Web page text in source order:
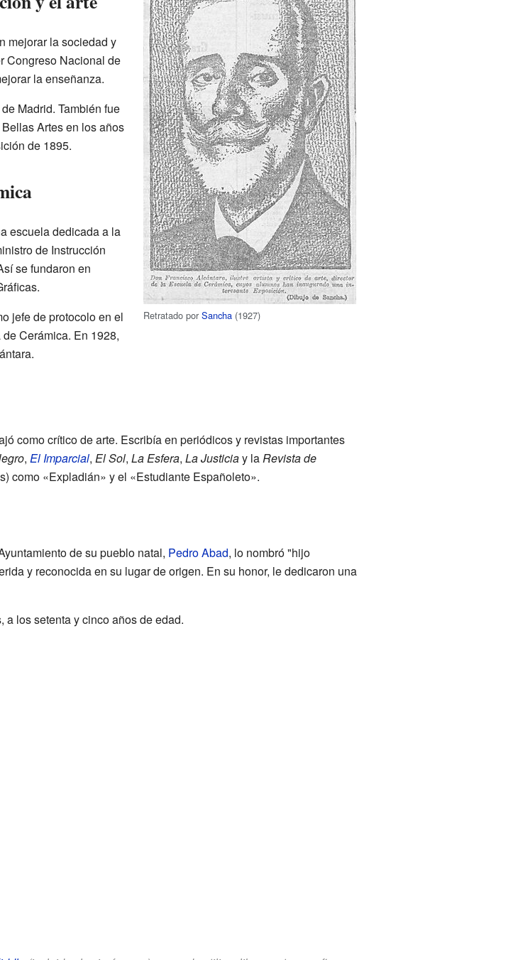
Retratado porSancha (1927)
mejorar la sociedad y
Congreso Nacional de
la enseñanza.
Madrid. También fue
Artes en los años
de 1895.
escuela dedicada a la
de Instrucción
se fundaron en
jefe de protocolo en el
Cerámica. En 1928,
como crítico de arte. Escribía en periódicos y revistas importantes
, El Imparcial, El Sol, La Esfera, La Justiciay laRevista de
como «Expladián» y el «Estudiante Españoleto».
de su pueblo natal, Pedro Abad, lo nombró "hijo
y reconocida en su lugar de origen. En su honor, le dedicaron una
los setenta y cinco años de edad.